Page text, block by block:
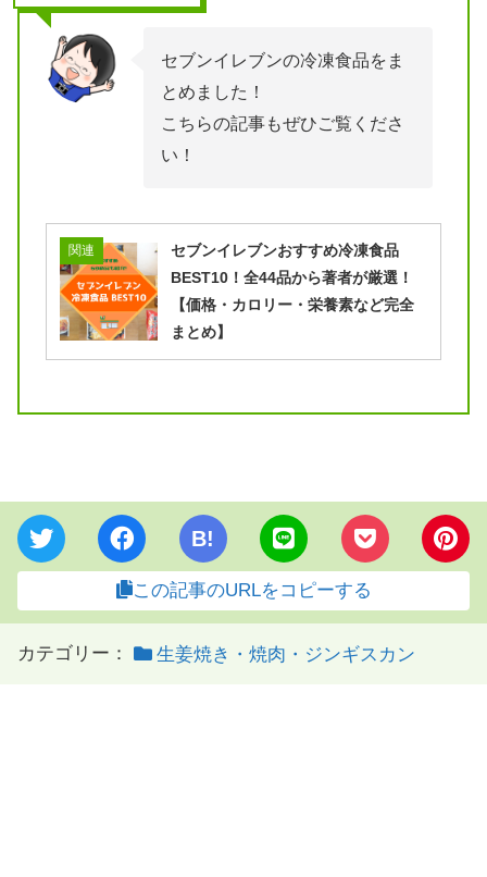
セブンイレブンの冷凍食品をま
とめました！
こちらの記事もぜひご覧くださ
い！
関連
セブンイレブンおすすめ冷凍食品
BEST10！全44品から著者が厳選！
【価格・カロリー・栄養素など完全
まとめ】
B!
この記事のURLをコピーする
カテゴリー： 生姜焼き・焼肉・ジンギスカン